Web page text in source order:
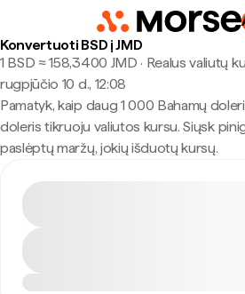
Konvertuoti BSD į JMD
1 BSD ≈ 158,3400 JMD · Realus valiutų
rugpjūčio 10 d., 12:08
Pamatyk, kaip daug 1 000 Bahamų
doleris tikruoju valiutos kursu. Siųsk
paslėptų maržų, jokių išduotų kursų.